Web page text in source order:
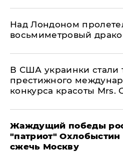
Над Лондоном
восьмиметровый
В США украинки стали
престижного
конкурса красоты Mrs.
Жаждущий победы
"патриот"
сжечь Москву